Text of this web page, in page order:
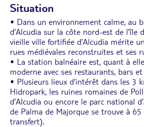
Situation
• Dans un environnement calme, au
d’Alcudia sur la côte nord-est de l’île
vieille ville fortifiée d’Alcudia mérite
rues médiévales reconstruites et ses
• La station balnéaire est, quant à
moderne avec ses restaurants, bars
• Plusieurs lieux d’intérêt dans les 3
Hidropark, les ruines romaines de
d’Alcudia ou encore le parc national
de Palma de Majorque se trouve à
transfert).